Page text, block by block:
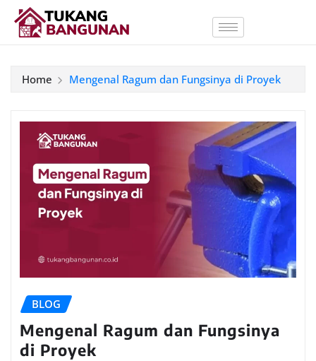
Home Mengenal Ragum dan Fungsinya di Proyek
BLOG
Mengenal Ragum dan Fungsinya
di Proyek